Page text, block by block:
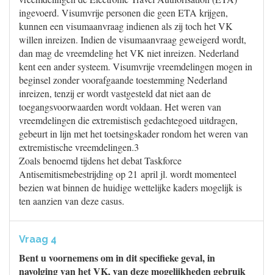
ingevoerd. Visumvrije personen die geen ETA krijgen,
kunnen een visumaanvraag indienen als zij toch het VK
willen inreizen. Indien de visumaanvraag geweigerd wordt,
dan mag de vreemdeling het VK niet inreizen. Nederland
kent een ander systeem. Visumvrije vreemdelingen mogen in
beginsel zonder voorafgaande toestemming Nederland
inreizen, tenzij er wordt vastgesteld dat niet aan de
toegangsvoorwaarden wordt voldaan. Het weren van
vreemdelingen die extremistisch gedachtegoed uitdragen,
gebeurt in lijn met het toetsingskader rondom het weren van
extremistische vreemdelingen.3
Zoals benoemd tijdens het debat Taskforce
Antisemitismebestrijding op 21 april jl. wordt momenteel
bezien wat binnen de huidige wettelijke kaders mogelijk is
ten aanzien van deze casus.
Vraag 4
Bent u voornemens om in dit specifieke geval, in
navolging van het VK, van deze mogelijkheden gebruik